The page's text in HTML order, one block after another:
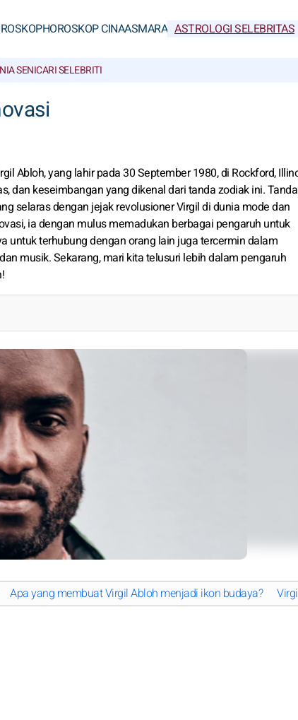
HOROSKOP CINAASMARA ASTROLOGI SELEBRITAS
SENICARI SELEBRITI
Abloh, yang lahir pada 30 September 1980, di Rockford,
dan keseimbangan yang dikenal dari tanda zodiak ini. Tanda
selaras dengan jejak revolusioner Virgil di dunia mode dan
ia dengan mulus memadukan berbagai pengaruh untuk
untuk terhubung dengan orang lain juga tercermin dalam
musik. Sekarang, mari kita telusuri lebih dalam pengaruh
Apa yang membuat Virgil Abloh menjadi ikon budaya?